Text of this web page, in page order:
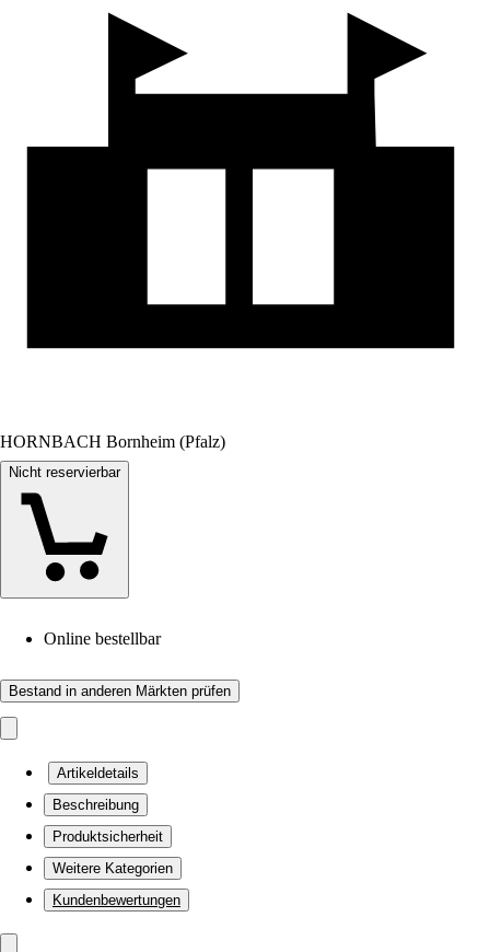
HORNBACH Bornheim (Pfalz)
Nicht reservierbar
Online bestellbar
Bestand in anderen Märkten prüfen
Artikeldetails
Beschreibung
Produktsicherheit
Weitere Kategorien
Kundenbewertungen